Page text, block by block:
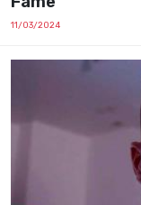
11/03/2024